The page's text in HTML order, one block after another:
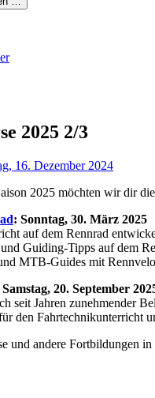
2025 2/3
16. Dezember 2024
2025 möchten wir dir
: Sonntag, 30. März 2025
auf dem Rennrad
Guiding-Tipps auf dem
MTB-Guides mit
Samstag, 20. September
seit Jahren zunehmender
den Fahrtechnikunterricht
und andere Fortbildungen in